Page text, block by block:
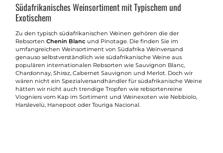
Südafrikanisches Weinsortiment mit Typischem und
Exotischem
Zu den typisch südafrikanischen Weinen gehören die der
Rebsorten Chenin Blanc und Pinotage. Die finden Sie im
umfangreichen Weinsortiment von Südafrika Weinversand
genauso selbstverständlich wie südafrikanische Weine aus
populären internationalen Rebsorten wie Sauvignon Blanc,
Chardonnay, Shiraz, Cabernet Sauvignon und Merlot. Doch wir
wären nicht ein Spezialversandhändler für südafrikanische Weine
hätten wir nicht auch trendige Tropfen wie rebsortenreine
Viogniers vom Kap im Sortiment und Weinexoten wie Nebbiolo,
Harslevelü, Hanepoot oder Touriga Nacional.